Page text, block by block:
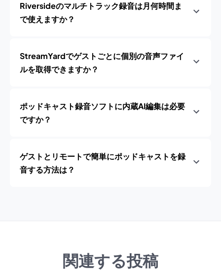
Riversideのマルチトラック録音は月何時間ま
で使えますか？
StreamYardでゲストごとに個別の音声ファイ
ルを取得できますか？
ポッドキャスト録音ソフトに内蔵AI編集は必要
ですか？
ゲストとリモートで簡単にポッドキャストを録
音する方法は？
関連する投稿